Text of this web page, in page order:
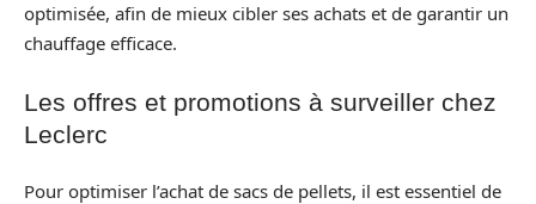
optimisée, afin de mieux cibler ses achats et de garantir un
chauffage efficace.
Les offres et promotions à surveiller chez
Leclerc
Pour optimiser l’achat de sacs de pellets, il est essentiel de